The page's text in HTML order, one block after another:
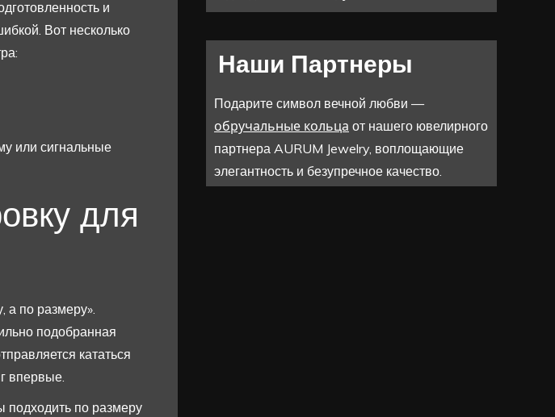
и
Вот несколько
или сигнальные
для
по размеру».
подобранная
кататься
впервые.
по размеру
Наши Партнеры
Подарите символ вечной любви —
обручальные кольца от нашего ювелирного
партнера AURUM Jewelry, воплощающие
элегантность и безупречное качество.